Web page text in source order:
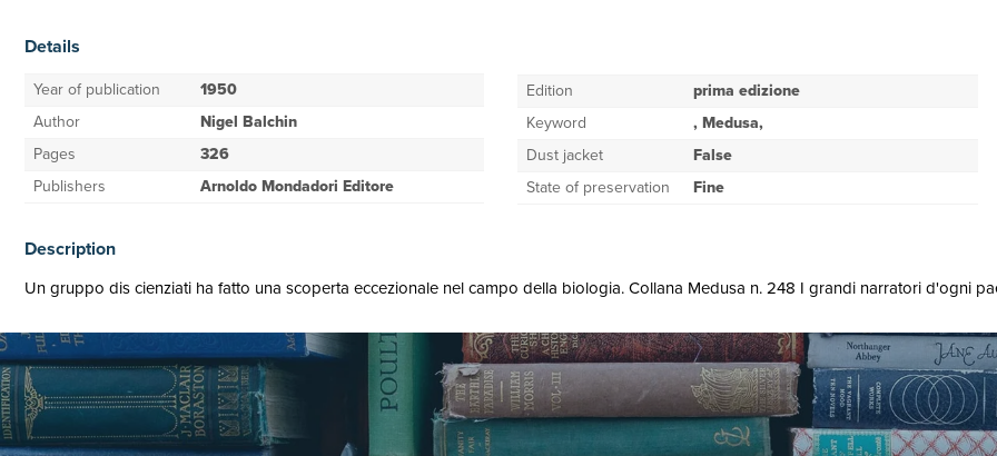
Details
Year of publication
1950
Author
Nigel Balchin
Pages
326
Publishers
Arnoldo Mondadori Editore
Edition
prima edizione
Keyword
, Medusa,
Dust jacket
False
State of preservation
Fine
Description
Un gruppo dis cienziati ha fatto una scoperta eccezionale nel campo della biologia. Collana Medusa n. 248 I grandi narratori d'ogni